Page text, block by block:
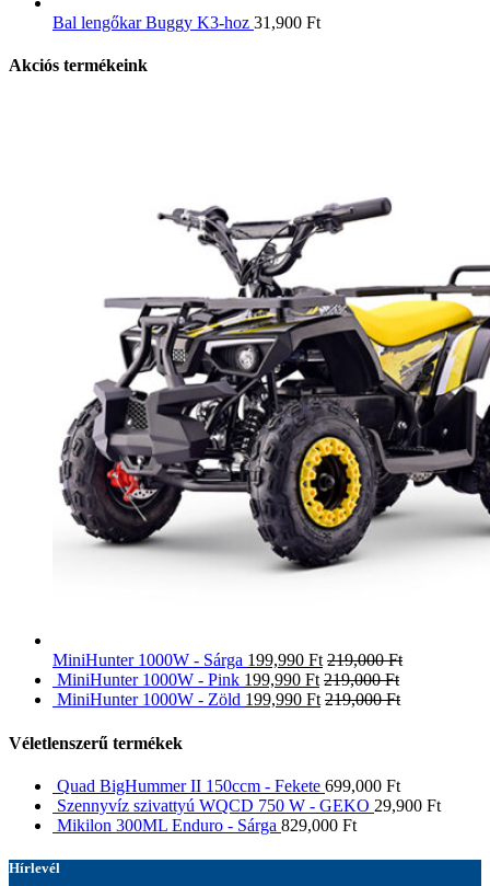
Bal lengőkar Buggy K3-hoz 31,900 Ft
Akciós termékeink
MiniHunter 1000W - Sárga 199,990 Ft 219,000Ft
MiniHunter 1000W - Pink 199,990 Ft 219,000Ft
MiniHunter 1000W - Zöld 199,990 Ft 219,000Ft
Véletlenszerű termékek
Quad BigHummer II 150ccm - Fekete 699,000 Ft
Szennyvíz szivattyú WQCD 750 W - GEKO 29,900 Ft
Mikilon 300ML Enduro - Sárga 829,000 Ft
Hírlevél